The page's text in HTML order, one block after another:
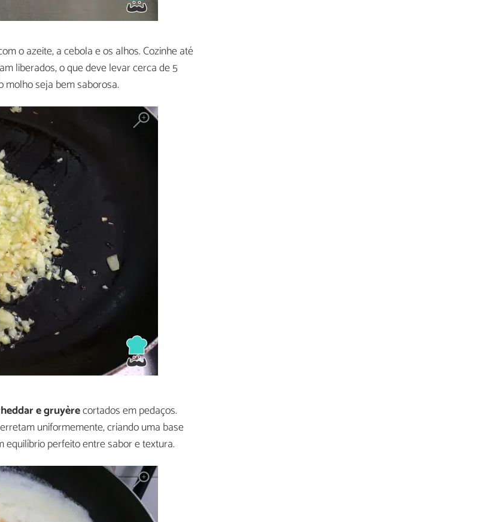
o azeite, a cebola e os alhos. Cozinhe até
liberados, o que deve levar cerca de 5
molho seja bem saborosa.
e gruyèrecortados em pedaços.
uniformemente, criando uma base
perfeito entre sabor e textura.